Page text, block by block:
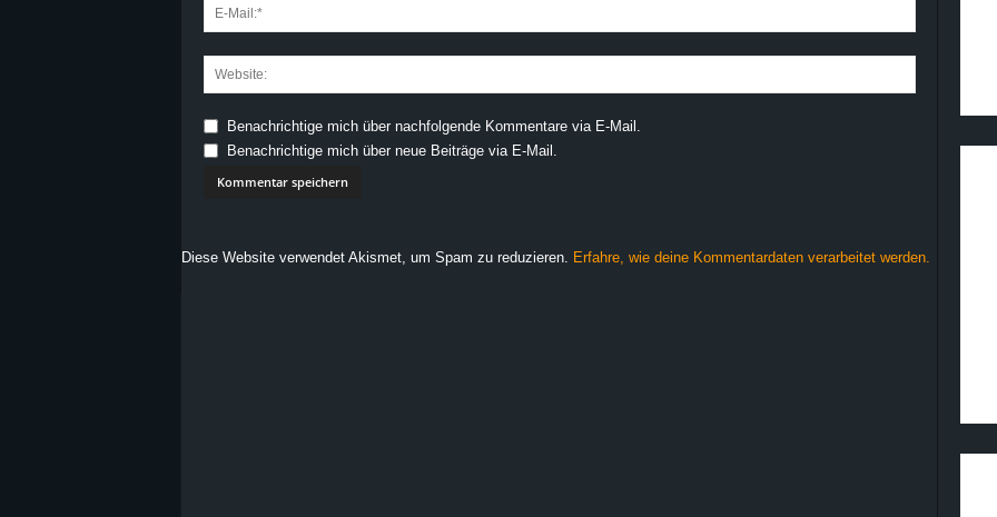
Benachrichtige mich über nachfolgende Kommentare via E-Mail.
Benachrichtige mich über neue Beiträge via E-Mail.
Diese Website verwendet Akismet, um Spam zu reduzieren. Erfahre, wie deine Kommentardaten verarbeitet werden.